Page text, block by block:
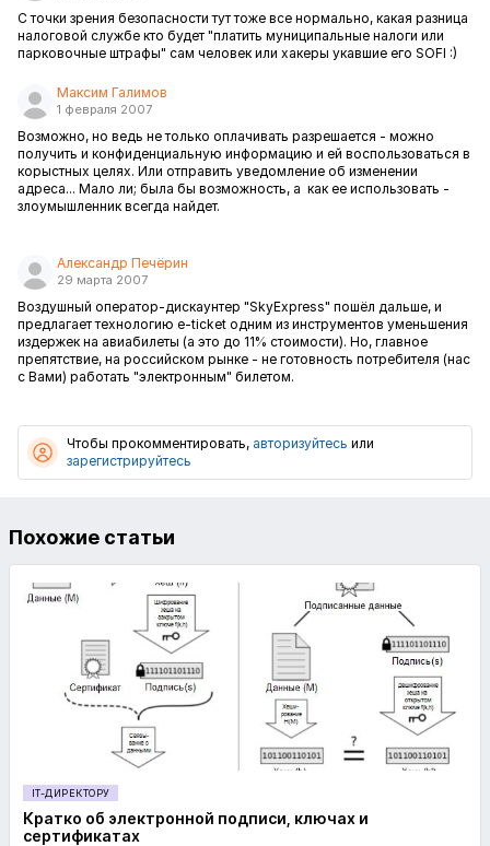
С точки зрения безопасности тут тоже все нормально, какая разница
налоговой службе кто будет "платить муниципальные налоги или
парковочные штрафы" сам человек или хакеры укавшие его SOFI :)
Максим Галимов
1 февраля 2007
Возможно, но ведь не только оплачивать разрешается - можно
получить и конфиденциальную информацию и ей воспользоваться в
корыстных целях. Или отправить уведомление об изменении
адреса... Мало ли; была бы возможность, а как ее использовать -
злоумышленник всегда найдет.
Александр Печёрин
29 марта 2007
Воздушный оператор-дискаунтер "SkyExpress" пошёл дальше, и
предлагает технологию e-ticket одним из инструментов уменьшения
издержек на авиабилеты (а это до 11% стоимости). Но, главное
препятствие, на российском рынке - не готовность потребителя (нас
с Вами) работать "электронным" билетом.
Чтобы прокомментировать, авторизуйтесь или
зарегистрируйтесь
Похожие статьи
IT-ДИРЕКТОРУ
Кратко об электронной подписи, ключах и
сертификатах